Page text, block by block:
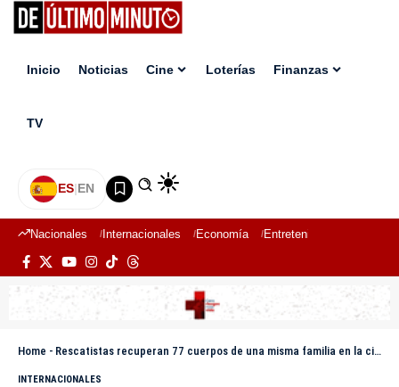
Inicio Noticias Cine Loterías Finanzas
TV
ES|EN
Nacionales Internacionales Economía Entretenimiento
Home - Rescatistas recuperan 77 cuerpos de una misma familia en la ciudad de Gaza
INTERNACIONALES